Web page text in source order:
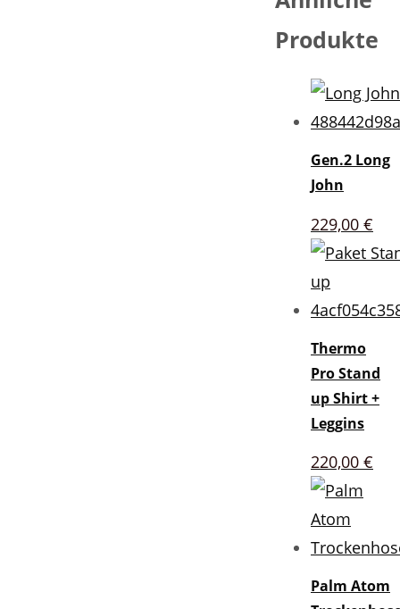
Produkte
Gen.2 Long
John
229,00 €
Thermo
Pro Stand
up Shirt +
Leggins
220,00 €
Palm Atom